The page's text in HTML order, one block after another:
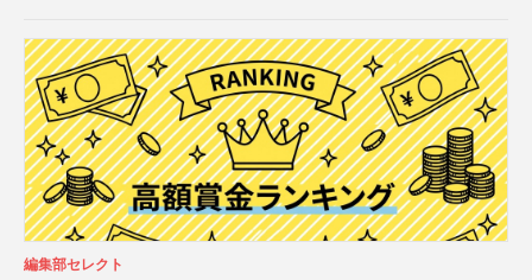
編集部セレクト